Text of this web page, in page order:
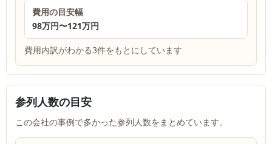
費用の目安幅
98万円〜121万円
費用内訳がわかる3件をもとにしています
参列人数の目安
この会社の事例で多かった参列人数をまとめています。